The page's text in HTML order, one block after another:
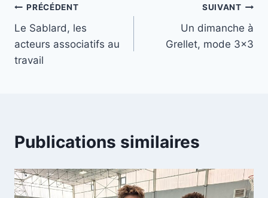
Navigation
de
l’article
PRÉCÉDENT
Le Sablard, les
acteurs associatifs au
travail
SUIVANT
Un dimanche à
Grellet, mode 3×3
Publications similaires